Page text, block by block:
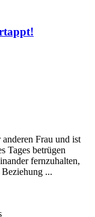
Frau und ist
Tages betrügen
fernzuhalten,
...